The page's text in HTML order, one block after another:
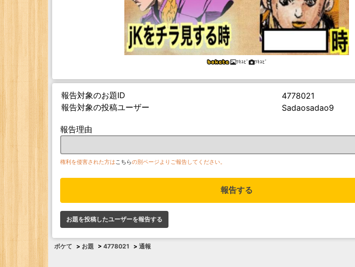
ﾂｷﾕﾋﾞ ﾂｷﾕﾋﾞ
報告対象のお題ID
4778021
報告対象の投稿ユーザー
Sadaosadao9
報告理由
権利を侵害された方はこちらの別ページよりご報告してください。
報告する
お題を投稿したユーザーを報告する
ボケて > お題 > 4778021 > 通報